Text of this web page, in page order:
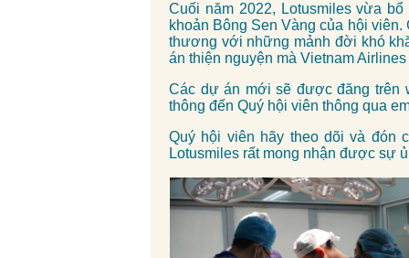
Cuối năm 2022, Lotusmiles vừa
khoản Bông Sen Vàng của hội
thương với những mảnh đời khó
án thiện nguyện mà Vietnam
Các dự án mới sẽ được đăng trên
thông đến Quý hội viên thông qua
Quý hội viên hãy theo dõi và đón
Lotusmiles rất mong nhận được sự